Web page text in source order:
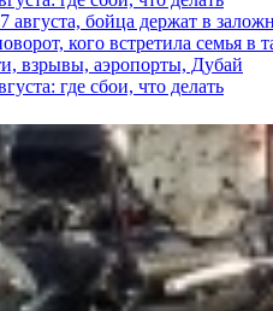
бойца держат в
кого встретила семья в
взрывы, аэропорты, Дубай
где сбои, что делать